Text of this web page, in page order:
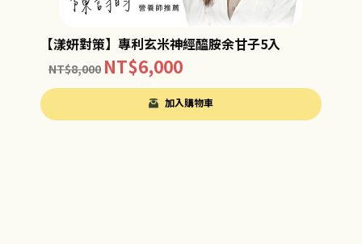
【漾妍對策】專利玄米神經醯胺余甘子5入
NT$8,000 NT$6,000
加入購物車